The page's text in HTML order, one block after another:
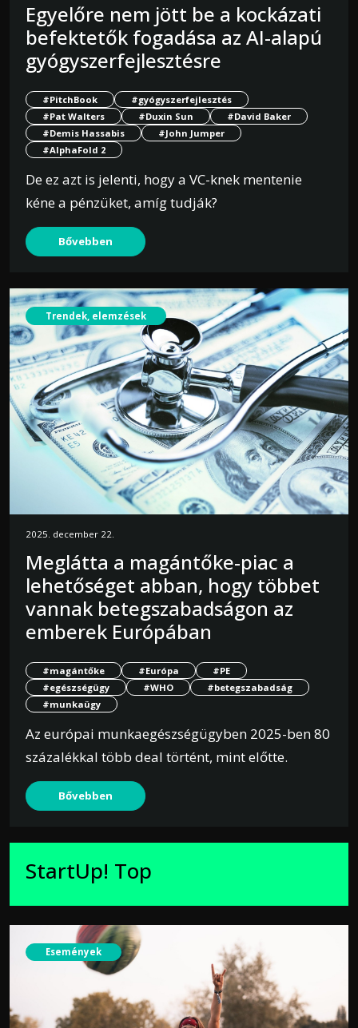
Egyelőre nem jött be a kockázati
befektetők fogadása az AI-alapú
gyógyszerfejlesztésre
#PitchBook
#gyógyszerfejlesztés
#Pat Walters
#Duxin Sun
#David Baker
#Demis Hassabis
#John Jumper
#AlphaFold 2
De ez azt is jelenti, hogy a VC-knek mentenie
kéne a pénzüket, amíg tudják?
Bővebben
Trendek, elemzések
2025. december 22.
Meglátta a magántőke-piac a
lehetőséget abban, hogy többet
vannak betegszabadságon az
emberek Európában
#magántőke #Európa
#PE
#egészségügy
#WHO
#betegszabadság
#munkaügy
Az európai munkaegészségügyben 2025-ben 80
százalékkal több deal történt, mint előtte.
Bővebben
StartUp! Top
Események